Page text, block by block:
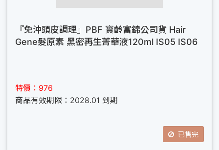
『免沖頭皮調理』PBF 寶齡富錦公司貨 Hair
Gene髮原素 黑密再生菁華液120ml IS05 IS06
特價：976
商品有效期限：2028.01 到期
已售完